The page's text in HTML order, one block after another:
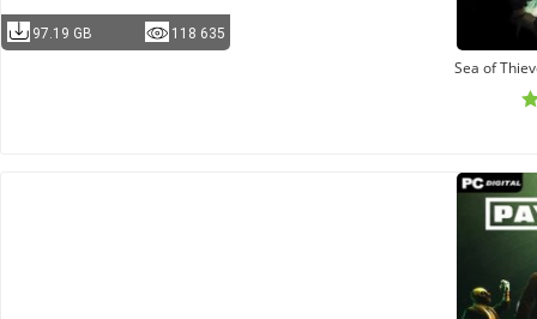
97.19 GB 118 635
Sea of